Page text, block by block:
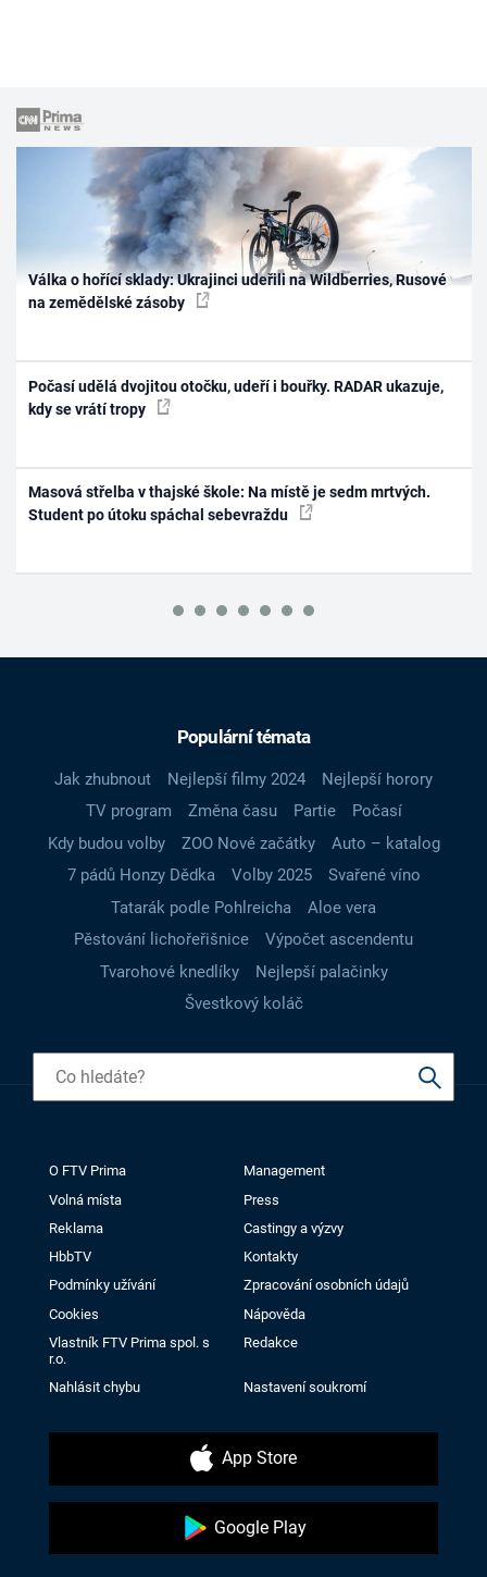
Válka o hořící sklady: Ukrajinci udeřili na Wildberries, Rusové
na zemědělské zásoby
Počasí udělá dvojitou otočku, udeří i bouřky. RADAR ukazuje,
kdy se vrátí tropy
Masová střelba v thajské škole: Na místě je sedm mrtvých.
Student po útoku spáchal sebevraždu
Populární témata
Jak zhubnout Nejlepší filmy 2024
Nejlepší horory
TV program
Změna času Partie
Počasí
Kdy budou volby
ZOO Nové začátky
Auto – katalog
7 pádů Honzy Dědka
Volby 2025
Svařené víno
Tatarák podle Pohlreicha
Aloe vera
Pěstování lichořeřišnice
Výpočet ascendentu
Tvarohové knedlíky
Nejlepší palačinky
Švestkový koláč
O FTV Prima
Management
Volná místa
Press
Reklama
Castingy a výzvy
HbbTV
Kontakty
Podmínky užívání
Zpracování osobních údajů
Cookies
Nápověda
Vlastník FTV Prima spol. s
r.o.
Redakce
Nahlásit chybu Nastavení soukromí
App Store
Google Play